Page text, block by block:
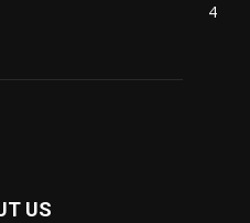
4
US